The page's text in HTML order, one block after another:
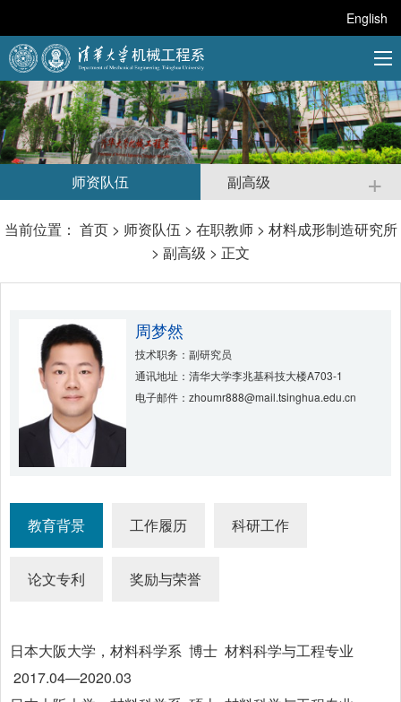
English
师资队伍 副高级 +
当前位置： 首页> 师资队伍 > 在职教师> 材料成形制造研究所
> 副高级 > 正文
周梦然
技术职务：副研究员
通讯地址：清华大学李兆基科技大楼A703-1
电子邮件：zhoumr888@mail.tsinghua.edu.cn
教育背景 工作履历 科研工作
论文专利 奖励与荣誉
日本大阪大学，材料科学系 博士 材料科学与工程专业
2017.04—2020.03